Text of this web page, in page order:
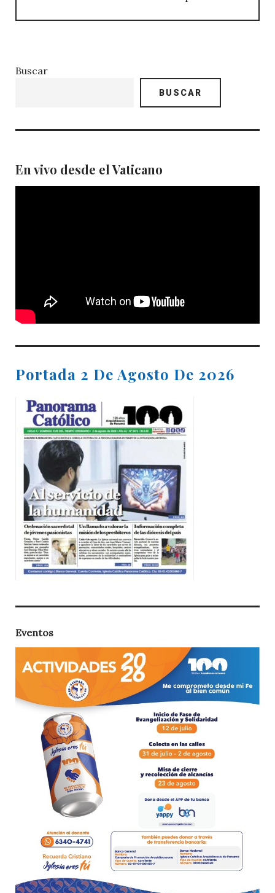
Buscar
BUSCAR
En vivo desde el Vaticano
Portada 2 De Agosto De 2026
Eventos